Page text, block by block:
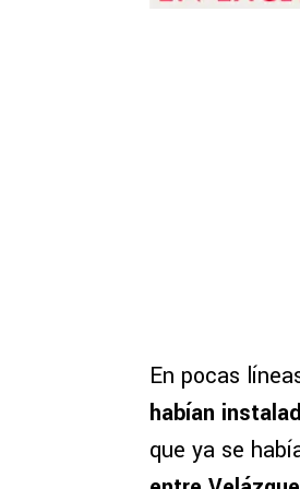
En pocas
habían
que ya se